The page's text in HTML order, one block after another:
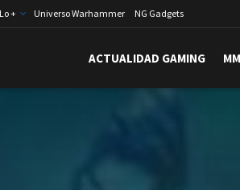
Lo + Universo Warhammer NG Gadgets
ACTUALIDAD GAMING